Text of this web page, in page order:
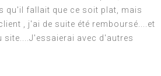
qu'il fallait que ce soit plat, mais
, j'ai de suite été remboursé....et
site....J'essaierai avec d'autres